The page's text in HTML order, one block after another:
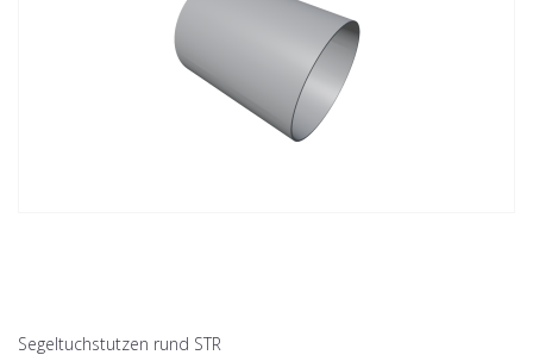
Segeltuchstutzen rund STR